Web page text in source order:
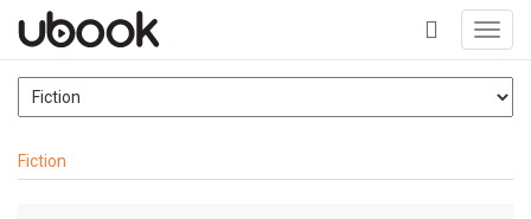
+
Fiction